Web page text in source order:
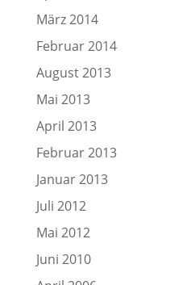
März 2014
Februar 2014
August 2013
Mai 2013
April 2013
Februar 2013
Januar 2013
Juli 2012
Mai 2012
Juni 2010